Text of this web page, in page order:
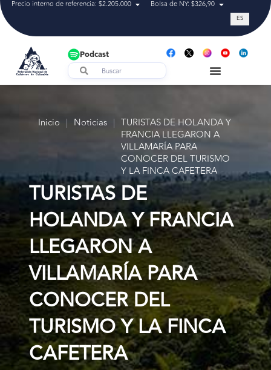
Precio interno de referencia: $2.205.000 Bolsa de NY: $326,90 Tasa de
ES
Podcast
Inicio | Noticias | TURISTAS DE HOLANDA Y
FRANCIA LLEGARON A
VILLAMARÍA PARA
CONOCER DEL TURISMO
Y LA FINCA CAFETERA
TURISTAS DE
HOLANDA Y FRANCIA
LLEGARON A
VILLAMARÍA PARA
CONOCER DEL
TURISMO Y LA FINCA
CAFETERA